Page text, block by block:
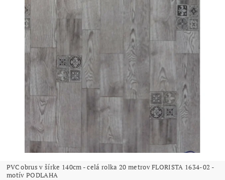
PVC obrus v šírke 140cm - celá rolka 20 metrov FLORISTA 1634-02 -
motív PODLAHA